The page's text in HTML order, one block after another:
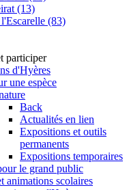
(13)
(83)
participer
d'Hyères
une espèce
Back
Actualités en lien
Expositions et outils
permanents
Expositions temporaires
le grand public
animations scolaires